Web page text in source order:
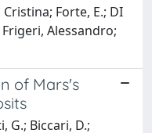
Forte, E.; DI
Frigeri, Alessandro;
of Mars's
G.; Biccari, D.;